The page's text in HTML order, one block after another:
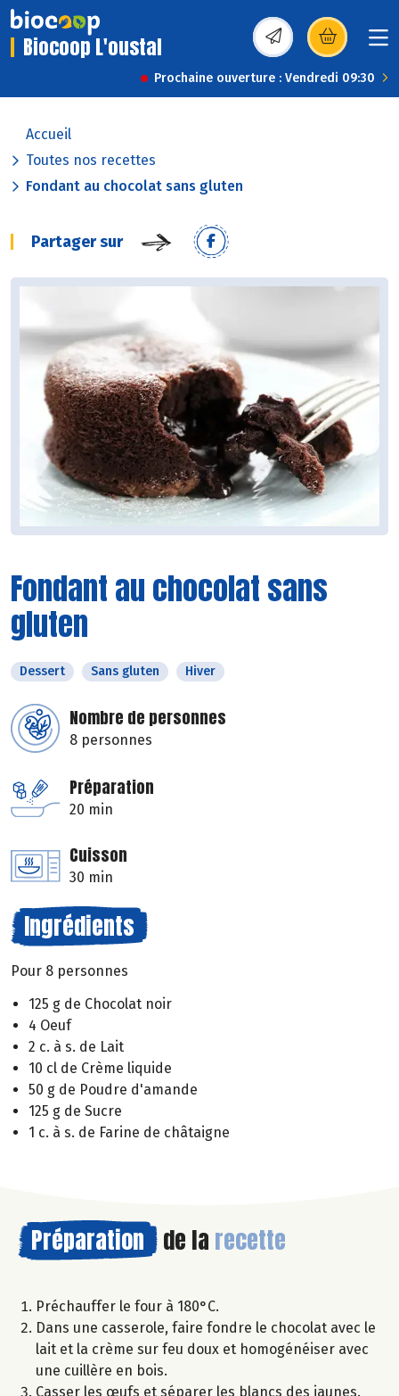
Biocoop L'oustal (s’ouvre dans une
Prochaine ouverture : Vendredi 09:30
Accueil
Toutes nos recettes
Fondant au chocolat sans gluten
Partager sur
Fondant au chocolat sans
gluten
Dessert Sans gluten Hiver
Nombre de personnes
8 personnes
Préparation
20 min
Cuisson
30 min
Ingrédients
Pour 8 personnes
125 g de Chocolat noir
4 Oeuf
2 c. à s. de Lait
10 cl de Crème liquide
50 g de Poudre d'amande
125 g de Sucre
1 c. à s. de Farine de châtaigne
Préparation de la recette
Préchauffer le four à 180°C.
Dans une casserole, faire fondre le chocolat avec le
lait et la crème sur feu doux et homogénéiser avec
une cuillère en bois.
Casser les œufs et séparer les blancs des jaunes.